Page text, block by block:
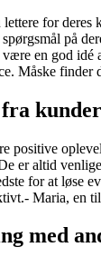
for deres
på
en god idé
Måske finder
kunder
positive
er altid
for at løse
Maria, en
med